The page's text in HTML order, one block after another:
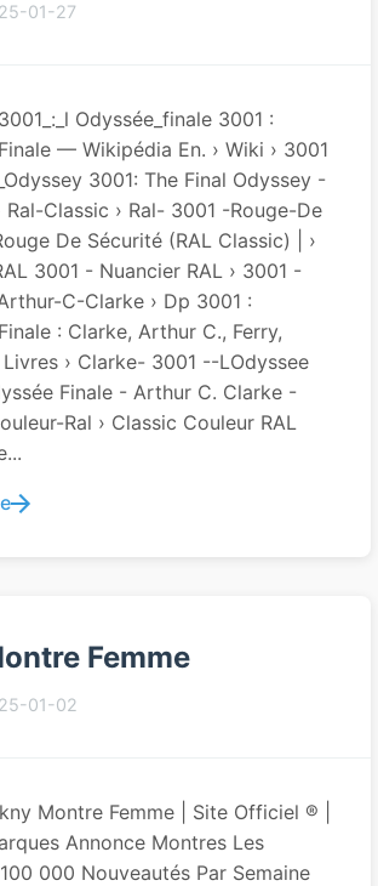
01-27
Odyssée_finale 3001 :
— Wikipédia En. › Wiki › 3001
3001: The Final Odyssey -
Ral-Classic › Ral- 3001 -rouge-De
De Sécurité (RAL Classic) | ›
3001 - Nuancier RAL › 3001 -
C-Clarke › Dp 3001 :
: Clarke, Arthur C., Ferry,
Livres › Clarke- 3001 --LOdyssee
Finale - Arthur C. Clarke -
Ral › Classic Couleur RAL
Femme
01-02
Montre Femme | Site Officiel ® |
Annonce Montres Les
000 Nouveautés Par Semaine